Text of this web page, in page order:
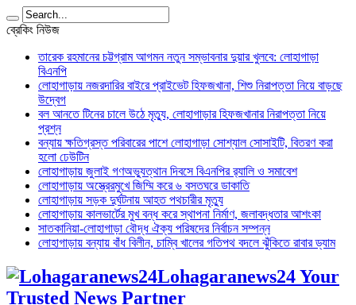
ব্রেকিং নিউজ
তারেক রহমানের চট্টগ্রাম আগমন নতুন সম্ভাবনার দুয়ার খুলবে: লোহাগাড়া
বিএনপি
লোহাগাড়ায় নজরদারির বাইরে প্রাইভেট হিফজখানা, শিশু নিরাপত্তা নিয়ে বাড়ছে
উদ্বেগ
বল আনতে টিনের চালে উঠে মৃত্যু, লোহাগাড়ার হিফজখানার নিরাপত্তা নিয়ে
প্রশ্ন
বন্যায় ক্ষতিগ্রস্ত পরিবারের পাশে লোহাগাড়া সোশ্যাল সোসাইটি, বিতরণ করা
হলো ঢেউটিন
লোহাগাড়ায় জুলাই গণঅভ্যুত্থান দিবসে বিএনপির র‌্যালি ও সমাবেশ
লোহাগাড়ায় অস্ত্রেরমুখে জিম্মি করে ৬ বসতঘরে ডাকাতি
লোহাগাড়ায় সড়ক দুর্ঘটনায় আহত পথচারীর মৃত্যু
লোহাগাড়ায় কালভার্টের মুখ বন্ধ করে স্থাপনা নির্মাণ, জলাবদ্ধতার আশংকা
সাতকানিয়া-লোহাগাড়া বৌদ্ধ ঐক্য পরিষদের নির্বাচন সম্পন্ন
লোহাগাড়ায় বন্যায় বাঁধ বিলীন, চাম্বি খালের গতিপথ বদলে ঝুঁকিতে রাবার ড্যাম
Lohagaranews24 Your
Trusted News Partner